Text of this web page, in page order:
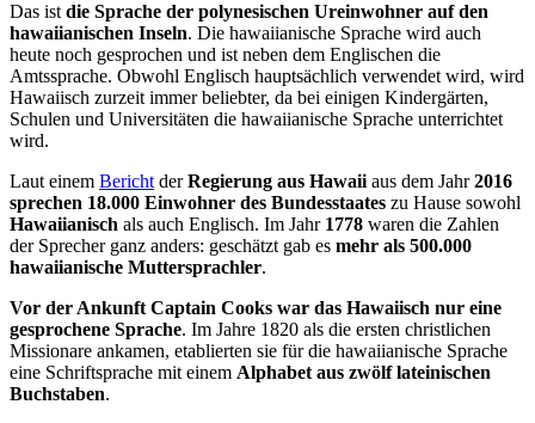
Das ist die Sprache der polynesischen Ureinwohner auf den
hawaiianischen Inseln. Die hawaiianische Sprache wird auch
heute noch gesprochen und ist neben dem Englischen die
Amtssprache. Obwohl Englisch hauptsächlich verwendet wird, wird
Hawaiisch zurzeit immer beliebter, da bei einigen Kindergärten,
Schulen und Universitäten die hawaiianische Sprache unterrichtet
wird.
Laut einem Bericht derRegierung aus Hawaii aus dem Jahr2016
sprechen 18.000 Einwohner des Bundesstaates zu Hause sowohl
Hawaiianisch als auch Englisch. Im Jahr 1778 waren die Zahlen
der Sprecher ganz anders: geschätzt gab es mehr als 500.000
hawaiianische Muttersprachler.
Vor der Ankunft Captain Cooks war das Hawaiisch nur eine
gesprochene Sprache. Im Jahre 1820 als die ersten christlichen
Missionare ankamen, etablierten sie für die hawaiianische Sprache
eine Schriftsprache mit einem Alphabet aus zwölf lateinischen
Buchstaben.